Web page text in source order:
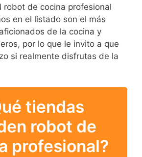
robot de cocina profesional
en el listado son el más
de la cocina y
por lo que le invito a que
si realmente disfrutas de la
tiendas
robot de
profesional?